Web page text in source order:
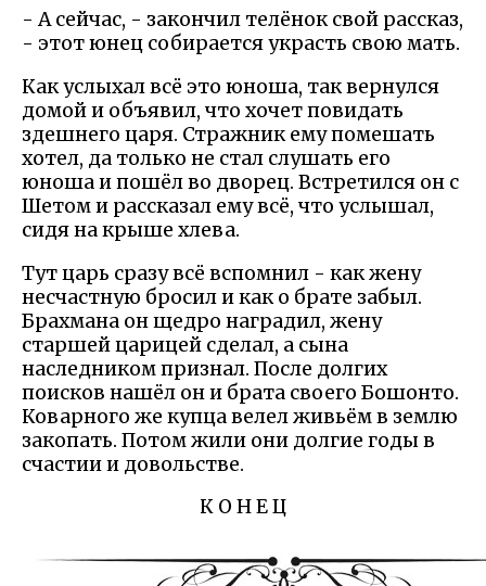
- А сейчас, - закончил телёнок свой рассказ,
- этот юнец собирается украсть свою мать.
Как услыхал всё это юноша, так вернулся
домой и объявил, что хочет повидать
здешнего царя. Стражник ему помешать
хотел, да только не стал слушать его
юноша и пошёл во дворец. Встретился он с
Шетом и рассказал ему всё, что услышал,
сидя на крыше хлева.
Тут царь сразу всё вспомнил - как жену
несчастную бросил и как о брате забыл.
Брахмана он щедро наградил, жену
старшей царицей сделал, а сына
наследником признал. После долгих
поисков нашёл он и брата своего Бошонто.
Коварного же купца велел живьём в землю
закопать. Потом жили они долгие годы в
счастии и довольстве.
К О Н Е Ц